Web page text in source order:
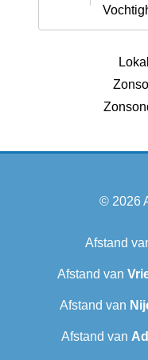
© 2026
Afstand
Afstand van
Afstand van
Afstand van